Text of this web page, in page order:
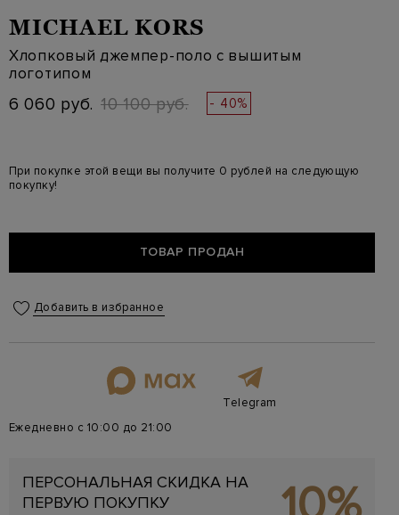
MICHAEL KORS
Хлопковый джемпер-поло с вышитым
логотипом
6 060 руб. 10 100 руб. - 40%
При покупке этой вещи вы получите 0 рублей на следующую
покупку!
ТОВАР ПРОДАН
Добавить в избранное
Telegram
Ежедневно с 10:00 до 21:00
ПЕРСОНАЛЬНАЯ СКИДКА НА
ПЕРВУЮ ПОКУПКУ